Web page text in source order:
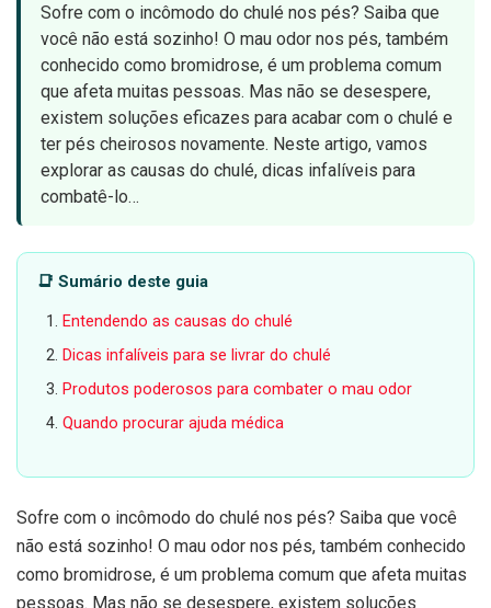
Sofre com o incômodo do chulé nos pés? Saiba que
você não está sozinho! O mau odor nos pés, também
conhecido como bromidrose, é um problema comum
que afeta muitas pessoas. Mas não se desespere,
existem soluções eficazes para acabar com o chulé e
ter pés cheirosos novamente. Neste artigo, vamos
explorar as causas do chulé, dicas infalíveis para
combatê-lo…
📑 Sumário deste guia
Entendendo as causas do chulé
Dicas infalíveis para se livrar do chulé
Produtos poderosos para combater o mau odor
Quando procurar ajuda médica
Sofre com o incômodo do chulé nos pés? Saiba que você
não está sozinho! O mau odor nos pés, também conhecido
como bromidrose, é um problema comum que afeta muitas
pessoas. Mas não se desespere, existem soluções